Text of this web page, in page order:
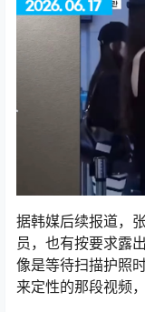
据韩媒后续报道，
员，也有按要求露
像是等待扫描护照
来定性的那段视频